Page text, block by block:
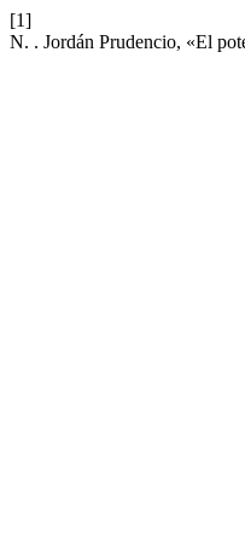
[1]
N. . Jordán Prudencio, «El